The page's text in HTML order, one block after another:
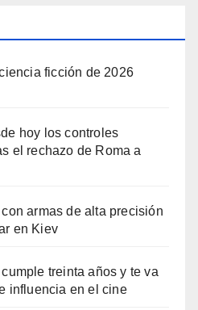
ficción de 2026
hoy los controles
el rechazo de Roma a
armas de alta precisión
en Kiev
treinta años y te va
influencia en el cine